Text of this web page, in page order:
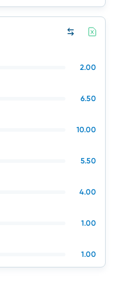
2.00
6.50
10.00
5.50
4.00
1.00
1.00